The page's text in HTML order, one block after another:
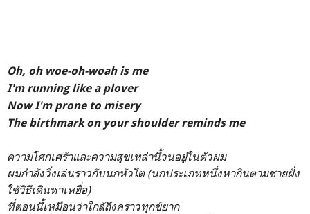
Oh, oh woe-oh-woah is me
I'm running like a plover
Now I'm prone to misery
The birthmark on your shoulder reminds me
ความโศกเศร้าและความสุขเหล่านี้วนอยู่ในตัวผม
ผมกำลังวิ่งเล่นราวกับนกหัวโต (นกประเภทหนึ่งหากินตามชายฝั่ง
ใช้วิธีเดินหาเหยื่อ)
ที่ตอนนี้เหมือนว่าใกล้ถึงคราวทุกข์ยาก